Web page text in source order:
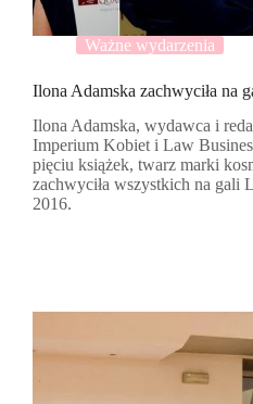
Ważne wydarzenia
Ilona Adamska zachwyciła na
Ilona Adamska, wydawca i
Imperium Kobiet i Law
pięciu książek, twarz marki
zachwyciła wszystkich na
2016.